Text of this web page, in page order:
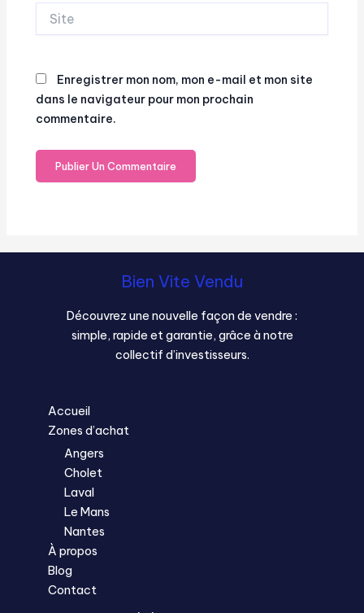
Site
Enregistrer mon nom, mon e-mail et mon site
dans le navigateur pour mon prochain
commentaire.
Bien Vite Vendu
Découvrez une nouvelle façon de vendre :
simple, rapide et garantie, grâce à notre
collectif d’investisseurs.
Accueil
Zones d’achat
Angers
Cholet
Laval
Le Mans
Nantes
À propos
Blog
Contact